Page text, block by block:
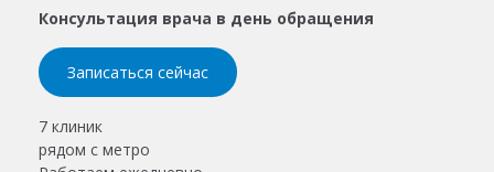
Консультация врача в день обращения
Записаться сейчас
7 клиник
рядом с метро